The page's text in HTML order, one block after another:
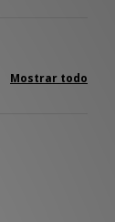
Mostrar todo